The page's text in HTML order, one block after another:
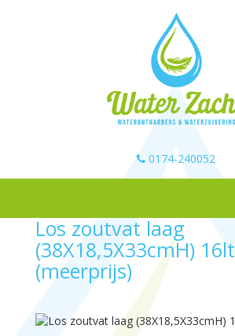
0174-240052
Los zoutvat laag
(38X18,5X33cmH) 16lt
(meerprijs)